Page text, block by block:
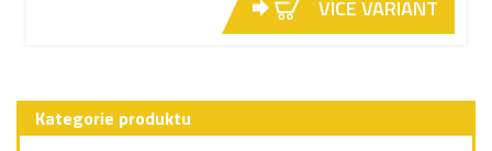
VÍCE VARIANT
Kategorie produktu